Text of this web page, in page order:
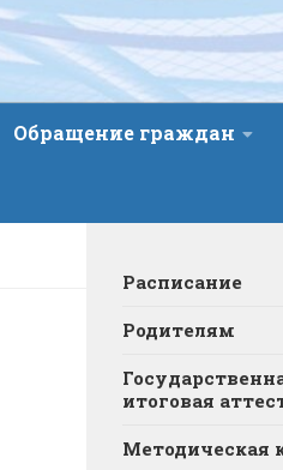
Обращение граждан
Расписание
Родителям
итоговая
Методическая